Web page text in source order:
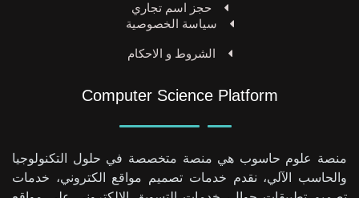
Computer Science Platform
منصة علوم حاسوب هي منصة متخصصة في حلول التكنولوجيا
والحاسب الآلي، نقدم خدمات تصميم مواقع الكتروني، خدمات
حجز اسم تجاري
سياسة الخصوصية
الشروط و الاحكام